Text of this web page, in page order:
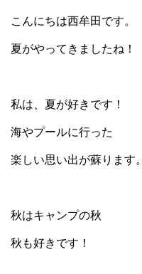
こんにちは西牟田です。
夏がやってきましたね！
私は、夏が好きです！
海やプールに行った
楽しい思い出が蘇ります。
秋はキャンプの秋
秋も好きです！